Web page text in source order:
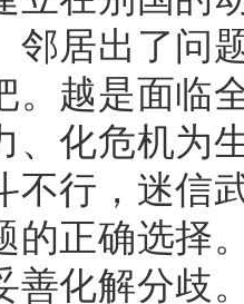
邻居出了问
。越是面临
、化危机为
不行，迷信
的正确选择
善化解分歧